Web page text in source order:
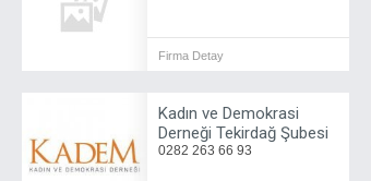
Firma Detay
Kadın ve Demokrasi
Derneği Tekirdağ Şubesi
0282 263 66 93